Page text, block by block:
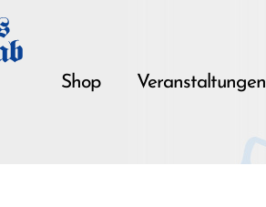
Shop Veranstaltungen